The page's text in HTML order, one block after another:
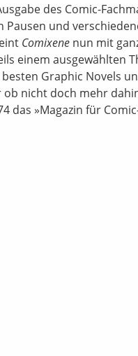
des Comic-
und
Comixene nun mit
einem ausgewählten
Graphic Novels
nicht doch mehr
das »Magazin für